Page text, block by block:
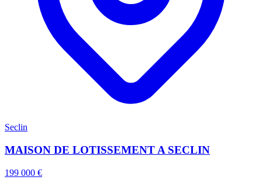
Seclin
MAISON DE LOTISSEMENT A SECLIN
199 000 €